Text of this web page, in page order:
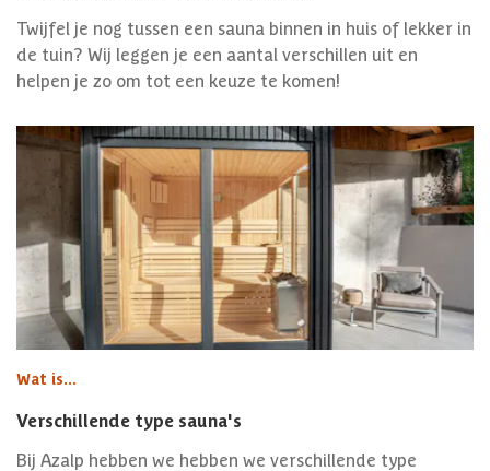
Twijfel je nog tussen een sauna binnen in huis of lekker in
de tuin? Wij leggen je een aantal verschillen uit en
helpen je zo om tot een keuze te komen!
Wat is...
Verschillende type sauna's
Bij Azalp hebben we hebben we verschillende type